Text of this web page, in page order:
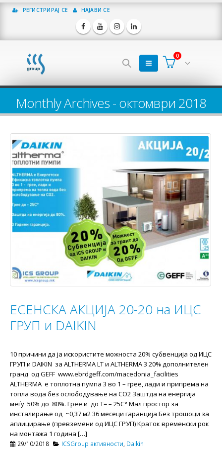
РЕГИСТРИРАЈ СЕ НАЈАВИ СЕ
0
Monthly Archives - октомври 2018
ЕСЕНСКА АКЦИЈА 20-20 на ИЦС
ГРУП и DAIKIN
10 причини да ја искористите можноста 20% субвенција од ИЦС
ГРУП и DAIKIN за ALTHERMA LT и ALTHERMA 3 20% дополнителен
гранд од GEFF www.ebrdgeff.com/macedonia_facilities
ALTHERMA e топлотна пумпа 3 во 1 – грее, лади и припрема на
топла вода без ослободување на СО2 Заштда на енергија
меѓу 50% до 80%. Грее и до Т= – 25С° Мал простор за
инсталирање од ~0,37 м2 36 месеци гаранција Без трошоци за
аплицирање (превземени од ИЦС ГРУП) Краток временски рок
на монтажа 1 година […]
29/10/2018 ICSGroup активности Daikin